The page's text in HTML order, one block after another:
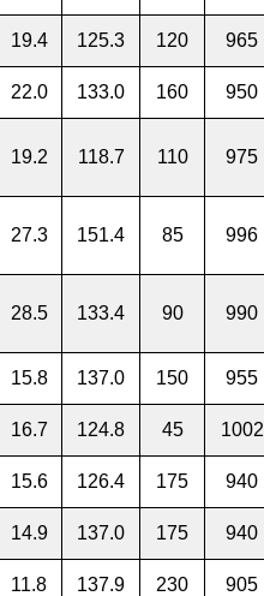
19.4 125.3 120 965
22.0 133.0 160 950
19.2 118.7 110 975
27.3 151.4 85 996
28.5 133.4 90 990
15.8 137.0 150 955
16.7 124.8 45 1002
15.6 126.4 175 940
14.9 137.0 175 940
11.8 137.9 230 905